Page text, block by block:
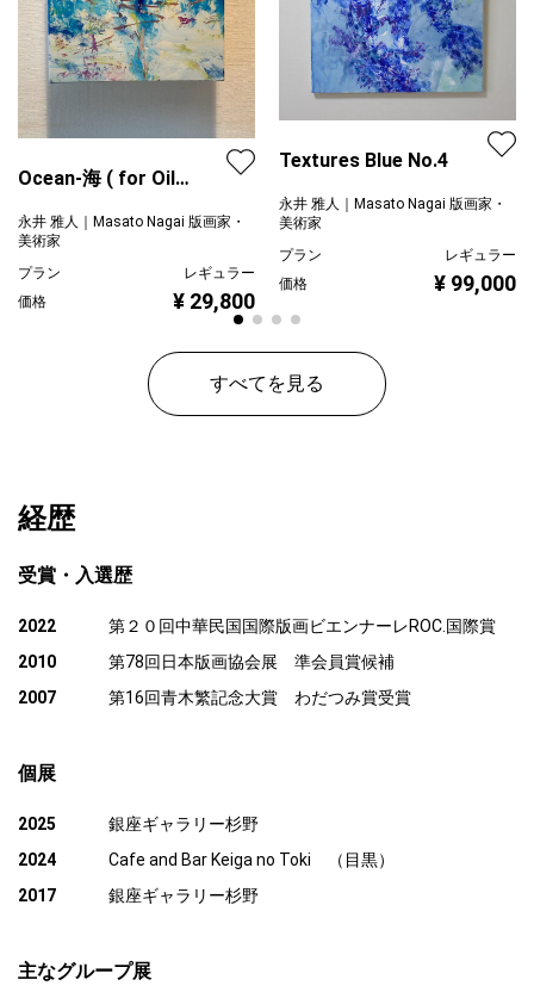
Ocean-海 ( for Oil
永井 雅人｜Masato Nagai 版画家・
美術家
プラン
レギュラー
価格
¥ 29,800
Textures Blue No.4
永井 雅人｜Masato Nagai 版画家・
美術家
プラン
レギュラー
価格
¥ 99,000
すべてを見る
経歴
受賞・入選歴
2022
第２０回中華民国国際版画ビエンナーレROC.国際賞
2010
第78回日本版画協会展 準会員賞候補
2007
第16回青木繁記念大賞 わだつみ賞受賞
個展
2025
銀座ギャラリー杉野
2024
Cafe and Bar Keiga no Toki （目黒）
2017
銀座ギャラリー杉野
主なグループ展